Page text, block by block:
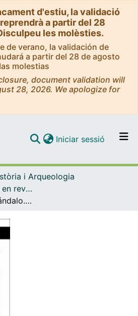
d'estiu, la validació
a partir del 28
les molèsties.
de verano, la validación de
a partir del 28 de agosto
molestias
document validation will
28, 2026. We apologize for
Navega per tot el DD
Iniciar sessió (current)
i Arqueologia
Articles publicats en revistes (Història i Arqueologia)
Solas ante el escándalo.Viudas y conflictividad familiar (Barcelona, SS. XVII-XVIII)